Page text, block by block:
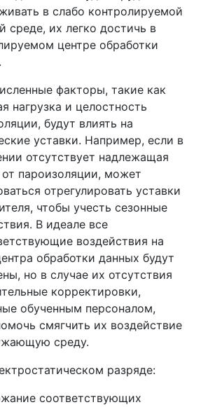
в слабо контролируемой
среде, их легко достичь в
центре обработки
факторы, такие как
нагрузка и целостность
будут влиять на
уставки. Например, если в
отсутствует надлежащая
пароизоляции, может
отрегулировать уставки
чтобы учесть сезонные
В идеале все
воздействия на
обработки данных будут
но в случае их отсутствия
корректировки,
обученным персоналом,
смягчить их воздействие
среду.
разряде:
соответствующих